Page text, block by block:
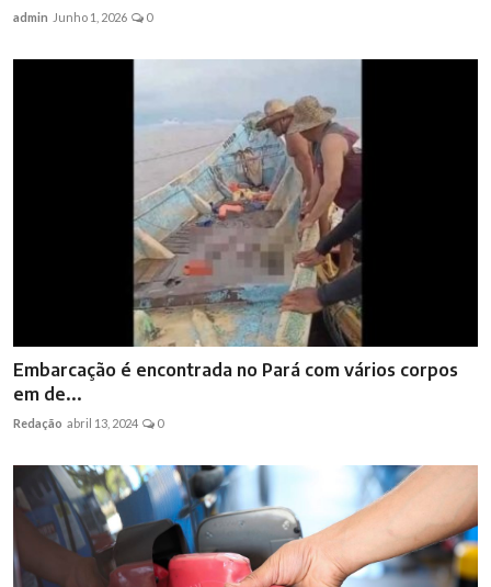
admin Junho 1, 2026 0
Embarcação é encontrada no Pará com vários corpos
em de...
Redação abril 13, 2024 0